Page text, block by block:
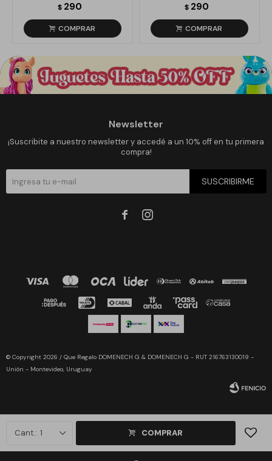
1 COMPRAR
$ 290 $ 290
Newsletter
¡Suscribite a nuestro newsletter y accedé a un 10% off en tu primera
compra!
SUSCRIBIRME
 
© Copyright 2026 / Que Regalo DOMENECH G & DOMENECH G - RUT 216763130019 -
Unión - Montevideo, Uruguay